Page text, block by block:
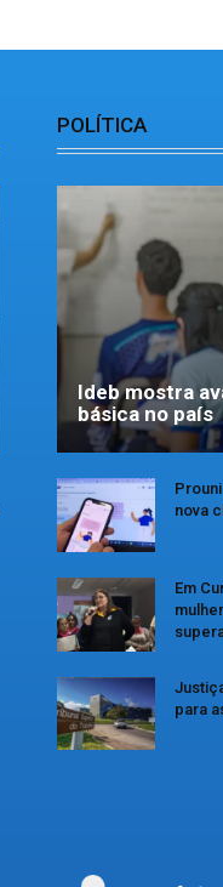
POLÍTICA
Ideb mostra
básica no país
nova
Em
para